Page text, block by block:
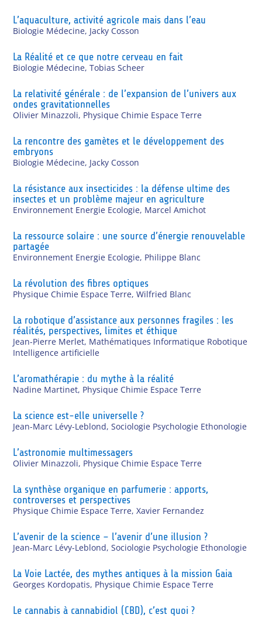
L’aquaculture, activité agricole mais dans l’eau
Biologie Médecine, Jacky Cosson
La Réalité et ce que notre cerveau en fait
Biologie Médecine,Tobias Scheer
La relativité générale : de l’expansion de l’univers aux
ondes gravitationnelles
Olivier Minazzoli, Physique Chimie Espace Terre
La rencontre des gamètes et le développement des
embryons
Biologie Médecine, Jacky Cosson
La résistance aux insecticides : la défense ultime des
insectes et un problème majeur en agriculture
Environnement Energie Ecologie, Marcel Amichot
La ressource solaire : une source d’énergie renouvelable
partagée
Environnement Energie Ecologie, Philippe Blanc
La révolution des fibres optiques
Physique Chimie Espace Terre,Wilfried Blanc
La robotique d’assistance aux personnes fragiles : les
réalités, perspectives, limites et éthique
Jean-Pierre Merlet, Mathématiques Informatique Robotique
Intelligence artificielle
L’aromathérapie : du mythe à la réalité
Nadine Martinet, Physique Chimie Espace Terre
La science est-elle universelle ?
Jean-Marc Lévy-Leblond,Sociologie Psychologie Ethonologie
L’astronomie multimessagers
Olivier Minazzoli, Physique Chimie Espace Terre
La synthèse organique en parfumerie : apports,
controverses et perspectives
Physique Chimie Espace Terre,Xavier Fernandez
L’avenir de la science – l’avenir d’une illusion ?
Jean-Marc Lévy-Leblond,Sociologie Psychologie Ethonologie
La Voie Lactée, des mythes antiques à la mission Gaia
Georges Kordopatis, Physique Chimie Espace Terre
Le cannabis à cannabidiol (CBD), c’est quoi ?